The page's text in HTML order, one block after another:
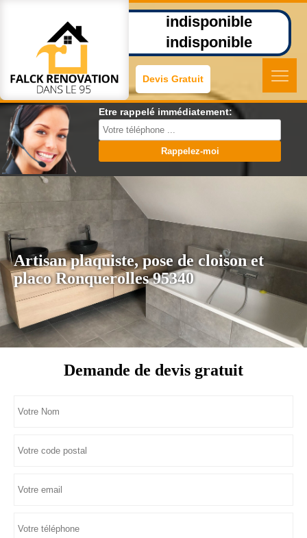
indisponible
indisponible
Devis Gratuit
Etre rappelé immédiatement:
Artisan plaquiste, pose de cloison et
placo Ronquerolles 95340
Demande de devis gratuit